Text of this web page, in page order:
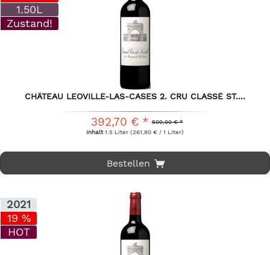
1.50L
Zustand!
CHÂTEAU LEOVILLE-LAS-CASES 2. CRU CLASSÉ ST....
500,00 € *
392,70 € *
Inhalt1.5 Liter(261,80 € / 1 Liter)
Bestellen
2021
19 %
HOT